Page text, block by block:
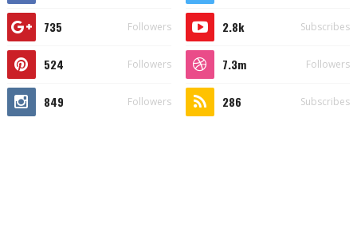
735 Followers 2.8k Subscribes
524 Followers 7.3m Followers
849 Followers 286 Subscribes